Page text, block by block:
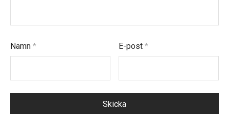
Namn * E-post*